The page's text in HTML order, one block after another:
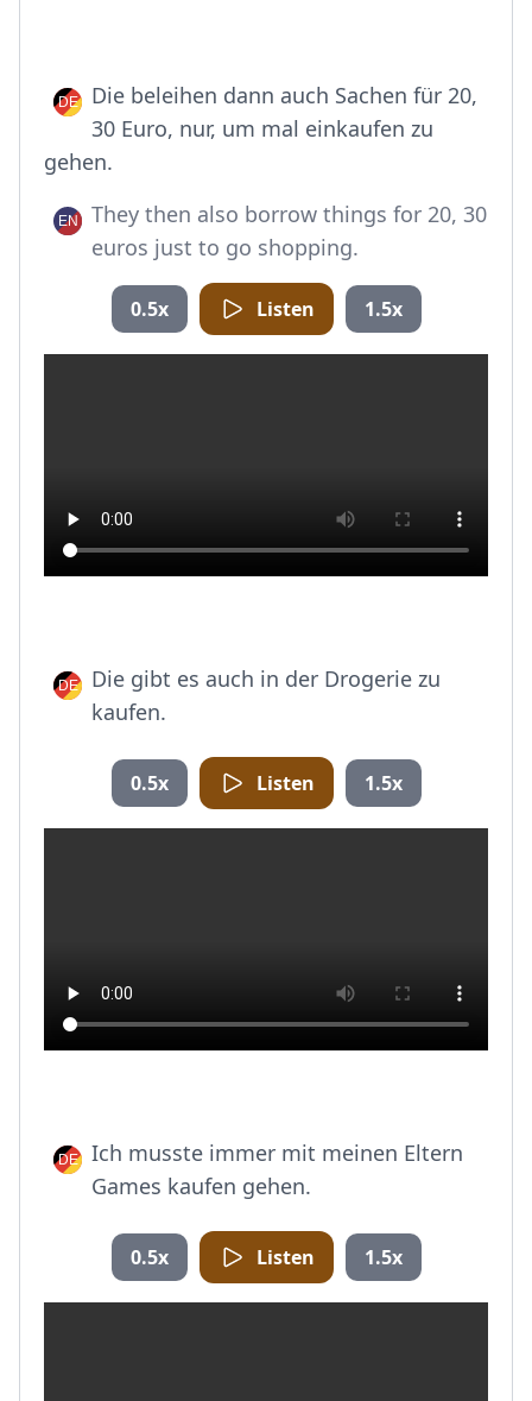
Die beleihen dann auch Sachen für 20,
30 Euro, nur, um mal einkaufen zu
gehen.
They then also borrow things for 20, 30
euros just to go shopping.
0.5x Listen 1.5x
Die gibt es auch in der Drogerie zu
kaufen.
0.5x Listen 1.5x
Ich musste immer mit meinen Eltern
Games kaufen gehen.
0.5x Listen 1.5x